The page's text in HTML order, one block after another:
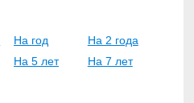
На год
На 2 года
На 5 лет
На 7 лет